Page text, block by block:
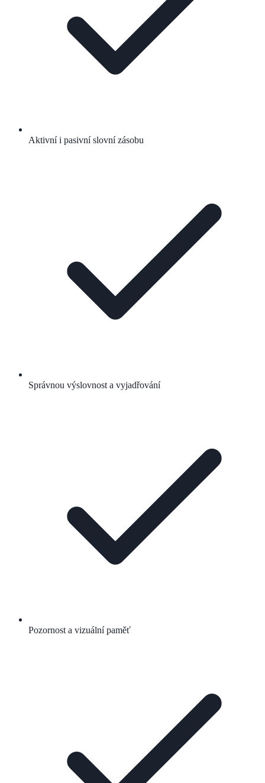
Aktivní i pasivní slovní zásobu
Správnou výslovnost a vyjadřování
Pozornost a vizuální paměť